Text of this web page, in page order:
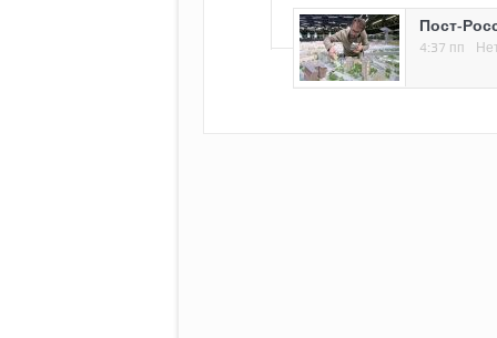
Пост-
4:37 пп